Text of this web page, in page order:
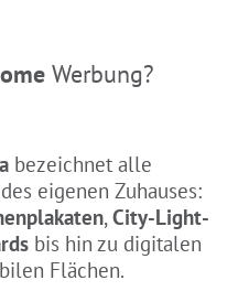
Werbung?
bezeichnet alle
eigenen Zuhauses:
,City-Light-
bis hin zu digitalen
Flächen.